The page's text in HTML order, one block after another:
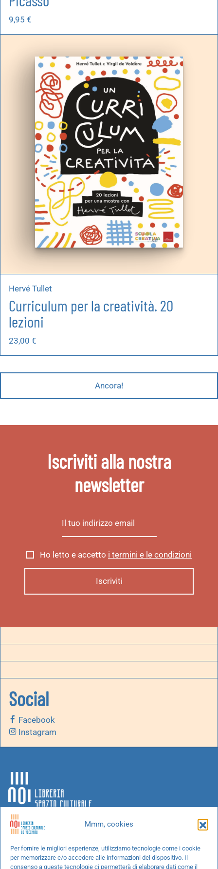
Mmm, cookies
Per fornire le migliori esperienze, utilizziamo tecnologie come i cookie
per memorizzare e/o accedere alle informazioni del dispositivo. Il
consenso a queste tecnologie ci permetterà di elaborare dati come il
9,95 €
Hervé Tullet
Curriculum per la creatività. 20
lezioni
23,00 €
Ancora!
Iscriviti alla nostra
newsletter
Ho letto e accetto i termini e le condizioni
Social
Facebook
Instagram
Chi siamo
Progetti speciali